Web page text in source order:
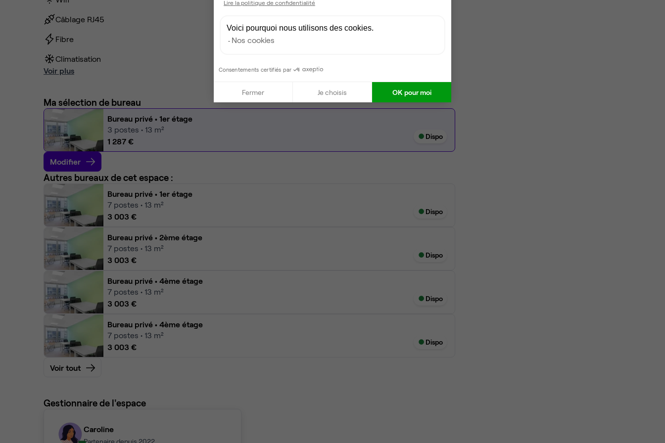
Câblage RJ45
Fibre
Climatisation
Tables / chaises
Voir plus
Ma sélection de bureau
Bureau privé • 1er étage
3 postes • 13 m²
1 287 €
Dispo
Modifier
Autres bureaux de cet espace :
Bureau privé • 1er étage
7 postes • 13 m²
3 003 €
Dispo
Bureau privé • 2ème étage
7 postes • 13 m²
3 003 €
Dispo
Bureau privé • 4ème étage
7 postes • 13 m²
3 003 €
Dispo
Bureau privé • 4ème étage
7 postes • 13 m²
3 003 €
Dispo
Voir tout
Gestionnaire de l'espace
Caroline
Partenaire depuis 2022
Lire la politique de confidentialité
Voici pourquoi nous utilisons des cookies.
Nos cookies
Consentements certifiés par
Fermer Je choisis OK pour moi